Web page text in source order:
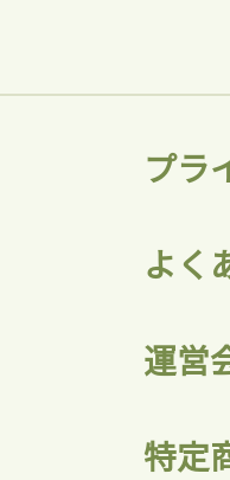
プラ
よく
運営
特定